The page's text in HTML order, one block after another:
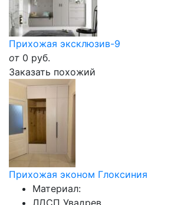
Прихожая эксклюзив-9
от 0 руб.
Заказать похожий
Прихожая эконом Глоксиния
Материал:
ЛДСП Увадрев